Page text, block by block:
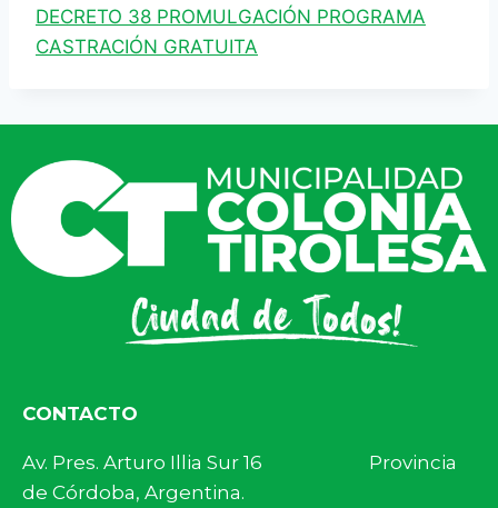
DECRETO 38 PROMULGACIÓN PROGRAMA
CASTRACIÓN GRATUITA
CONTACTO
Av. Pres. Arturo Illia Sur 16 Provincia
de Córdoba, Argentina.